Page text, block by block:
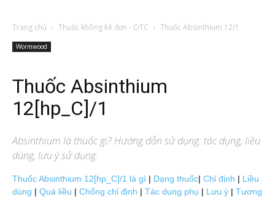
Trang chủ Thuốc không kê đơn - OTC Thuốc Absinthium 12/1
Wormwood
Thuốc Absinthium
12[hp_C]/1
Absinthium là thuốc gì? Hướng dẫn sử dụng: tác dụng, liều
dùng, lưu ý sử dụng.
Thuốc Absinthium 12[hp_C]/1 là gì | Dạng thuốc| Chỉ định | Liều
dùng | Quá liều | Chống chỉ định | Tác dụng phụ | Lưu ý | Tương